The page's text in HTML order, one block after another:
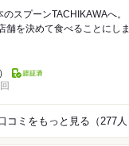
TACHIKAWAへ。 どこ店舗も混み合
決めて食べることにしました。
コミをもっと見る（277人